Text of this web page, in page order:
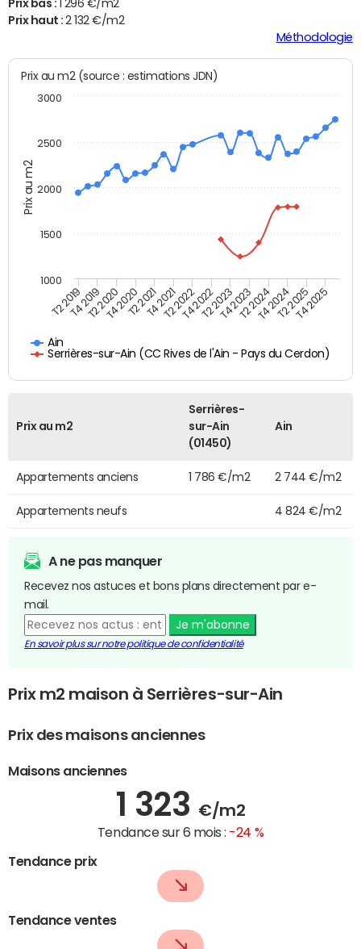
Prix bas :
1 296 €/m2
Prix haut :2 132 €/m2
Méthodologie
Prix au m2
Prix au m2 (source : estimations JDN)
Ain
Serrières-sur-Ain (CC Rives de l'Ain - Pays du Cerdon)
T2 2019T4 2019T2 2020T4 2020T2 2021T4 2021T2 2022T4 2022T2 2023T4 2023T2 2024T4 2024T2 2025T4 2025
1000
1500
2000
2500
3000
Prix au m2
Serrières-
sur-Ain
(01450)
Ain
Appartements anciens 1 786 €/m2 2 744 €/m2
Appartements neufs 4 824 €/m2
A ne pas manquer
Recevez nos astuces et bons plans directement par e-
mail.
Je m'abonne
En savoir plus sur notre politique de confidentialité
Prix m2 maison à Serrières-sur-Ain
Prix des maisons anciennes
Maisons anciennes
1 323 €/m2
Tendance sur 6 mois : -24 %
Tendance prix
Tendance ventes